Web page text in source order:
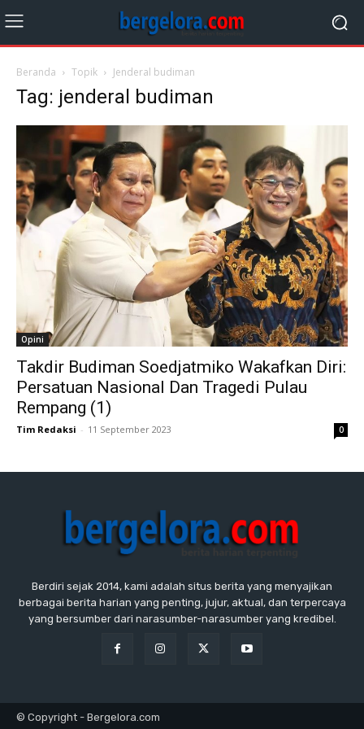
Beranda Topik Jenderal budiman
Tag: jenderal budiman
Opini
Takdir Budiman Soedjatmiko Wakafkan Diri:
Persatuan Nasional Dan Tragedi Pulau
Rempang (1)
Tim Redaksi - 11 September 2023 0
Berdiri sejak 2014, kami adalah situs berita yang menyajikan
berbagai berita harian yang penting, jujur, aktual, dan terpercaya
yang bersumber dari narasumber-narasumber yang kredibel.
© Copyright - Bergelora.com